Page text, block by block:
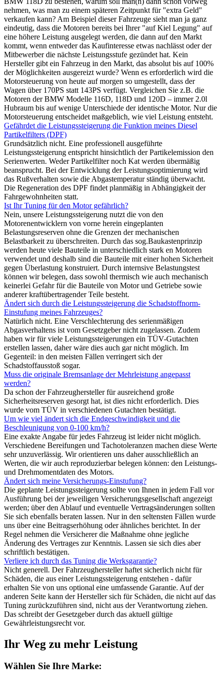
nehmen, was man zu einem späteren Zeitpunkt für "extra Geld"
verkaufen kann? Am Beispiel dieser Fahrzeuge sieht man ja ganz
eindeutig, dass die Motoren bereits bei Ihrer "auf Kiel Legung" auf
eine höhere Leistung ausgelegt werden, die dann auf den Markt
kommt, wenn entweder das Kaufinteresse etwas nachlässt oder der
Mitbewerber die nächste Leistungsstufe gezündet hat. Kein
Hersteller gibt ein Fahrzeug in den Markt, das absolut bis auf 100%
der Möglichkeiten ausgereizt wurde? Wenn es erforderlich wird die
Motorsteuerung von heute auf morgen so umgestellt, dass der
Wagen über 170PS statt 143PS verfügt. Vergleichen Sie z.B. die
Motoren der BMW Modelle 116D, 118D und 120D – immer 2.0l
Hubraum bis auf wenige Unterschiede der identische Motor. Nur die
Motorsteuerung entscheidet maßgeblich, wie viel Leistung entsteht.
Gefährdet die Leistungssteigerung die Funktion meines Diesel
Partikelfilters (DPF)
Grundsätzlich nicht. Eine professionell ausgeführte
Leistungssteigerung entspricht hinsichtlich der Partikelemission den
Serienwerten. Weder Partikelfilter noch Kat werden übermäßig
beansprucht. Bei der Entwicklung der Leistungsoptimierung wird
das Rußverhalten sowie die Abgastemperatur ständig überwacht.
Die Regeneration des DPF findet planmäßig in Abhängigkeit der
Fahrgewohnheiten statt.
Ist Ihr Tuning für den Motor gefährlich?
Nein, unsere Leistungssteigerung nutzt die von den
Motorenentwicklern von vorne herein eingeplanten
Belastungsreserven ohne die Grenzen der mechanischen
Belastbarkeit zu überschreiten. Durch das sog.Baukastenprinzip
werden heute viele Bauteile in unterschiedlich stark en Motoren
verwendet und deshalb sind die Bauteile mit einer hohen Sicherheit
gegen Überlastung konstruiert. Durch internsive Belastungstest
können wir belegen, dass sowohl thermisch wie auch mechanisch
keinerlei Gefahr für die Bauteile von Motor und Getriebe sowie
anderer kraftübertragender Teile besteht.
Ändert sich durch die Leistungssteigerung die Schadstoffnorm-
Einstufung meines Fahrzeuges?
Natürlich nicht. Eine Verschlechterung des serienmäßigen
Abgasverhaltens ist vom Gesetzgeber nicht zugelassen. Zudem
haben wir für viele Leistungssteigerungen ein TÜV-Gutachten
erstellen lassen, daher wäre dies auch gar nicht möglich. Im
Gegenteil: in den meisten Fällen verringert sich der
Schadstoffausstoß sogar.
Muss die originale Bremsanlage der Mehrleistung angepasst
werden?
Da schon der Fahrzeughersteller für ausreichend große
Sicherheitsreserven gesorgt hat, ist dies nicht erforderlich. Dies
wurde vom TÜV in verschiedenen Gutachten bestätigt.
Um wie viel ändert sich die Endgeschwindigkeit und die
Beschleunigung von 0-100 km/h?
Eine exakte Angabe für jedes Fahrzeug ist leider nicht möglich.
Verschiedene Bereifungen und Tachotoleranzen machen diese Werte
sehr unzuverlässig. Wir orientieren uns daher ausschließlich an
Werten, die wir auch reproduzierbar belegen können: den Leistungs-
und Drehmomentdaten des Motors.
Ändert sich meine Versicherungs-Einstufung?
Die geplante Leistungssteigerung sollte von Ihnen in jedem Fall vor
Ausführung bei der jeweiligen Versicherungsgesellschaft angezeigt
werden; über den Ablauf und eventuelle Vertragsänderungen sollten
Sie sich ebenfalls beraten lassen. Nur in den seltensten Fällen wurde
uns über eine Beitragserhöhung oder ähnliches berichtet. In der
Regel nehmen die Versicherer die Maßnahme ohne jegliche
Änderung des Vertrages zur Kenntnis. Lassen sie sich dies aber
schriftlich bestätigen.
Verliere ich durch das Tuning die Werksgarantie?
Nicht generell. Der Fahrzeughersteller haftet sicherlich nicht für
Schäden, die aus einer Leistungssteigerung entstehen - dafür
erhalten Sie von uns optional eine umfassende Garantie. Auf der
anderen Seite kann der Hersteller sich für Schäden, die nicht auf das
Tuning zurückzuführen sind, nicht aus der Verantwortung ziehen.
Das schreibt der Gesetzgeber durch das aktuell gültige
Gewährleistungsrecht vor.
Ihr Weg zu mehr Leistung
Wählen Sie Ihre Marke: